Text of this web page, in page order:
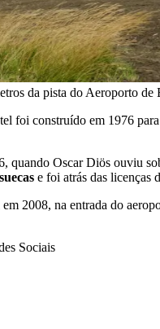
da pista do Aeroporto
foi construído em 1976
quando Oscar Diös ouviu
e foi atrás das licenças
2008, na entrada do
Sociais